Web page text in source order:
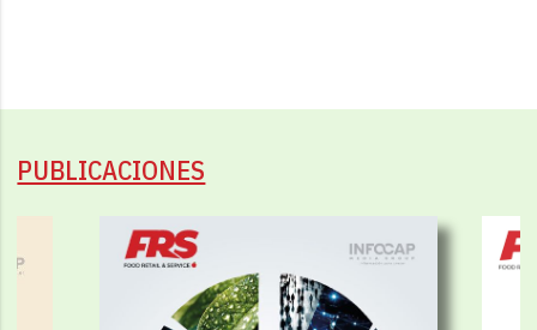
PUBLICACIONES